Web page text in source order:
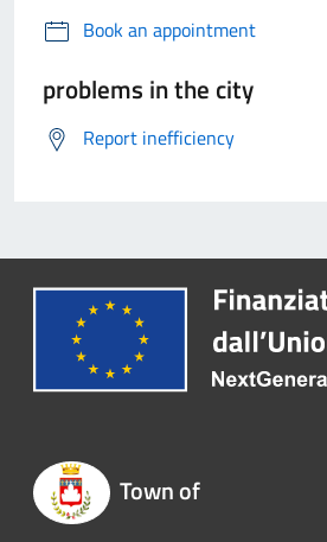
Book an appointment
problems in the city
Report inefficiency
Town of